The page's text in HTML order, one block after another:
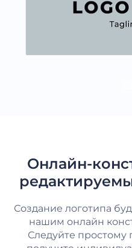
Онлайн-
Создание логотипа
нашим онлайн
Следуйте простому